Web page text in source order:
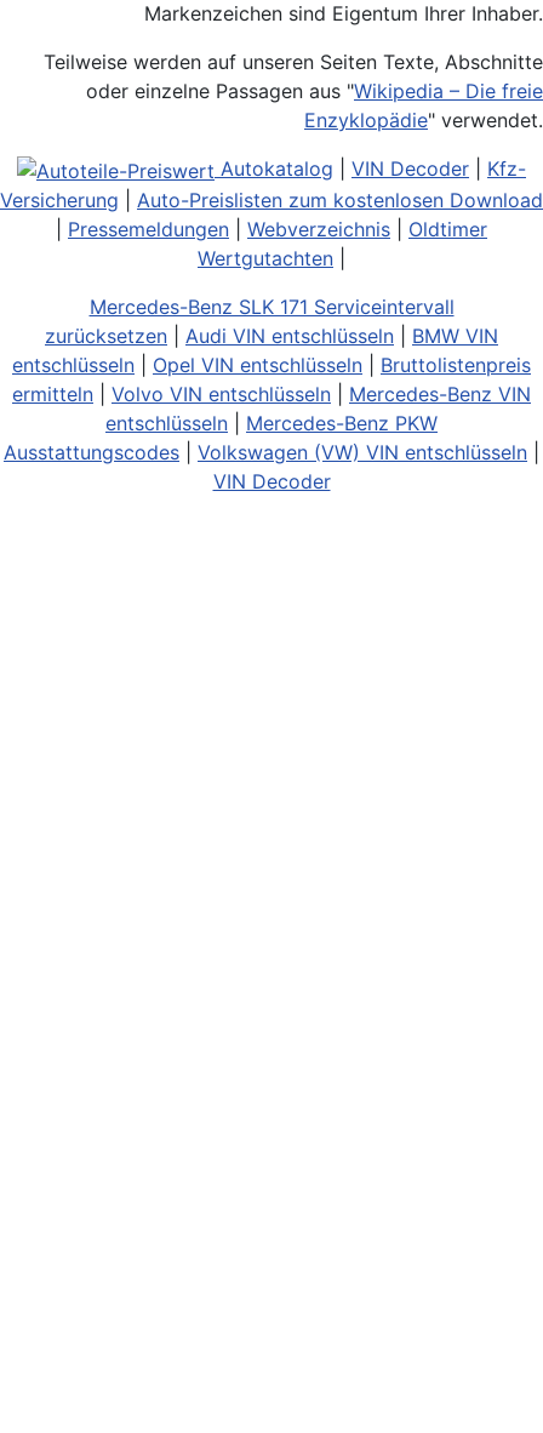
Markenzeichen sind Eigentum Ihrer Inhaber.
Teilweise werden auf unseren Seiten Texte, Abschnitte
oder einzelne Passagen aus "Wikipedia – Die freie
Enzyklopädie" verwendet.
Autokatalog
VIN Decoder
Kfz-
Versicherung
Auto-Preislisten zum kostenlosen Download
Pressemeldungen Webverzeichnis
Oldtimer
Wertgutachten
Mercedes-Benz SLK 171 Serviceintervall
zurücksetzen
Audi VIN entschlüsseln
BMW VIN
entschlüsseln
Opel VIN entschlüsseln
Bruttolistenpreis
ermitteln
Volvo VIN entschlüsseln
Mercedes-Benz VIN
entschlüsseln
Mercedes-Benz PKW
Ausstattungscodes
Volkswagen (VW) VIN entschlüsseln
VIN Decoder